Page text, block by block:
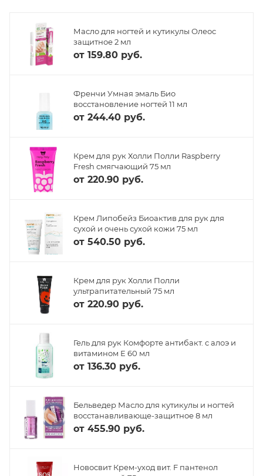
Масло для ногтей и кутикулы Олеос
защитное 2 мл
от 159.80 руб.
Френчи Умная эмаль Био
восстановление ногтей 11 мл
от 244.40 руб.
Крем для рук Холли Полли Raspberry
Fresh смягчающий 75 мл
от 220.90 руб.
Крем Липобейз Биоактив для рук для
сухой и очень сухой кожи 75 мл
от 540.50 руб.
Крем для рук Холли Полли
ультрапитательный 75 мл
от 220.90 руб.
Гель для рук Комфорте антибакт. с алоэ и
витамином Е 60 мл
от 136.30 руб.
Бельведер Масло для кутикулы и ногтей
восстанавливающе-защитное 8 мл
от 455.90 руб.
Новосвит Крем-уход вит. F пантенол